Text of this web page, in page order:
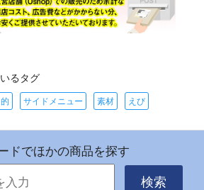
るタグ
サイドメニュー 素材 えび
ドでほかの商品を探す
検索